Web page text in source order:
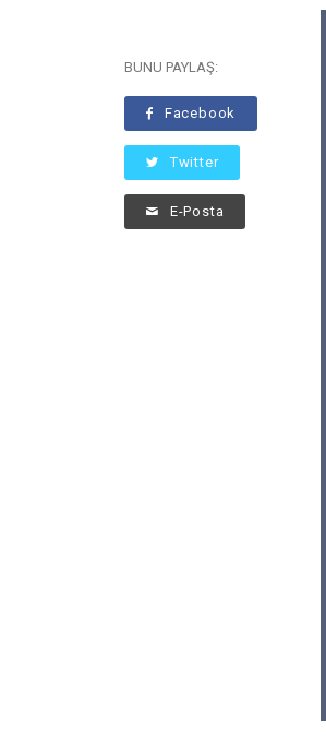
BUNU PAYLAŞ:
Facebook
Twitter
E-Posta